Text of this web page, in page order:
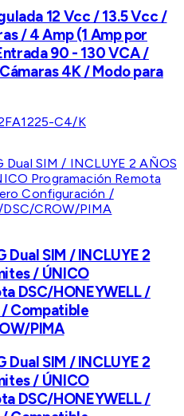
12 Vcc / 13.5 Vcc /
/ 4 Amp (1 Amp por
90 - 130 VCA /
4K / Modo para
C4/K
Dual SIM / INCLUYE 2
/ ÚNICO
DSC/HONEYWELL /
Compatible
PIMA
Dual SIM / INCLUYE 2
/ ÚNICO
DSC/HONEYWELL /